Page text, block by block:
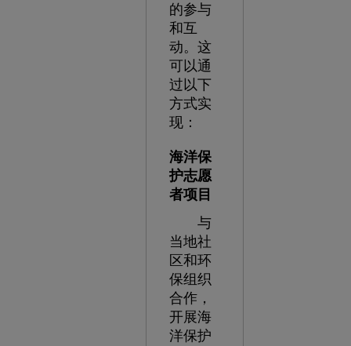
的参与
和互
动。这
可以通
过以下
方式实
现：
海洋保
护志愿
者项目
与
当地社
区和环
保组织
合作，
开展海
洋保护